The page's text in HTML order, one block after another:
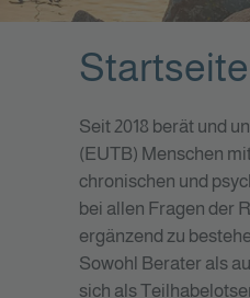
Startseite
Seit 2018 berät und
(EUTB) Menschen
chronischen und
bei allen Fragen der
ergänzend zu
Sowohl Berater als
sich als